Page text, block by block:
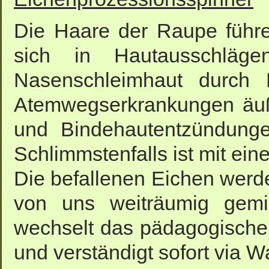
Die Haare der Raupe
sich in
Nasenschleimhaut
Atemwegserkrankungen
und
Schlimmstenfalls ist mit
Die befallenen Eichen
von uns weiträumig
wechselt das
und verständigt sofort via